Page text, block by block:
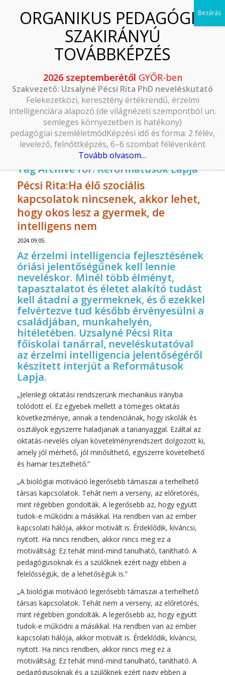
Tag Archive for:Reformátusok Lapja
Pécsi Rita:Ha élő szociális
kapcsolatok nincsenek, akkor lehet,
hogy okos lesz a gyermek, de
intelligens nem
2024.09.05.
Az érzelmi intelligencia fejlesztésének
óriási jelentőségűnek kell lennie
neveléskor. Minél több élményt,
tapasztalatot és életet alakító tudást
kell átadni a gyermeknek, és ő ezekkel
felvértezve tud később érvényesülni a
családjában, munkahelyén,
hitéletében. Uzsalyné Pécsi Rita
főiskolai tanárral, neveléskutatóval
az érzelmi intelligencia jelentőségéről
készített interjút a Reformátusok
Lapja.
„Jelenlegi oktatási rendszerünk mechanikus irányba
tolódott el. Ez egyebek mellett a tömeges oktatás
következménye, annak a tendenciának, hogy iskolák és
osztályok egyszerre haladjanak a tananyaggal. Ezáltal az
oktatás-nevelés olyan követelményrendszert dolgozott ki,
amely jól mérhető, jól minősíthető, egyszerre követelhető
és hamar tesztelhető.”
„A biológiai motiváció legerősebb támaszai a terhelhető
társas kapcsolatok. Tehát nem a verseny, az előretörés,
mint régebben gondolták. A legerősebb az, hogy együtt
tudok-e működni a másikkal. Ha rendben van az ember
kapcsolati hálója, akkor motivált is. Érdeklődik, kíváncsi,
nyitott. Ha nincs rendben, akkor nincs meg ez a
motiváltság. Ez tehát mind-mind tanulható, tanítható. A
pedagógusoknak és a szülőknek ezért nagy ebben a
felelősségük, de a lehetőségük is.”
„A biológiai motiváció legerősebb támaszai a terhelhető
társas kapcsolatok. Tehát nem a verseny, az előretörés,
mint régebben gondolták. A legerősebb az, hogy együtt
tudok-e működni a másikkal. Ha rendben van az ember
kapcsolati hálója, akkor motivált is. Érdeklődik, kíváncsi,
nyitott. Ha nincs rendben, akkor nincs meg ez a
motiváltság. Ez tehát mind-mind tanulható, tanítható. A
pedagógusoknak és a szülőknek ezért nagy ebben a
2026 szeptemberétől GYŐR-ben
Szakvezető: Uzsalyné Pécsi Rita PhD neveléskutató
Felekezetközi, keresztény értékrendű, érzelmi
intelligenciára alapozó (de világnézeti szempontból un.
semleges környezetben is hatékony)
pedagógiai szemléletmódKépzési idő és forma: 2 félév,
levelező, felnőttképzés, 6–6 szombat félévenként
Tovább olvasom…